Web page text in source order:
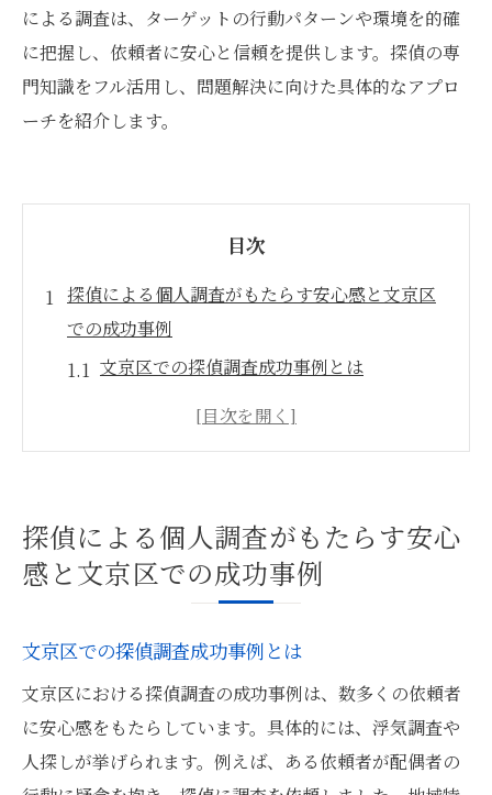
による調査は、ターゲットの行動パターンや環境を的確
に把握し、依頼者に安心と信頼を提供します。探偵の専
門知識をフル活用し、問題解決に向けた具体的なアプロ
ーチを紹介します。
目次
探偵による個人調査がもたらす安心感と文京区
での成功事例
文京区での探偵調査成功事例とは
地域密着型調査の安心感
探偵が提供する情報の有用性
依頼者の声から見える調査の効果
地域に精通した探偵が文京区で見せる調査の効
地元情報を活用した効率的な証拠収集
探偵の地域知識がもたらす迅速な対応
文京区特有の問題解決事例
探偵による個人調査がもたらす安心
感と文京区での成功事例
文京区での探偵調査成功事例とは
文京区における探偵調査の成功事例は、数多くの依頼者
に安心感をもたらしています。具体的には、浮気調査や
人探しが挙げられます。例えば、ある依頼者が配偶者の